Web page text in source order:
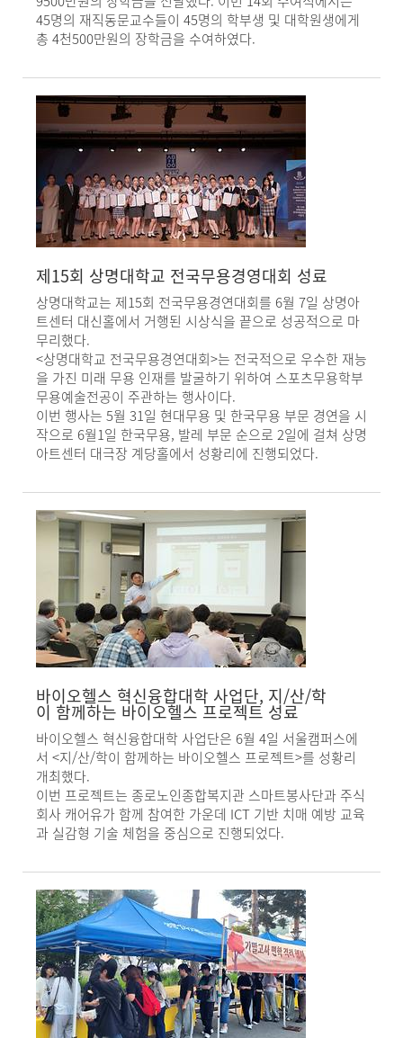
45명의 재직동문교수들이 45명의 학부생 및 대학원생에게
총 4천500만원의 장학금을 수여하였다.
제15회 상명대학교 전국무용경영대회 성료
상명대학교는 제15회 전국무용경연대회를 6월 7일 상명아
트센터 대신홀에서 거행된 시상식을 끝으로 성공적으로 마
무리했다.
<상명대학교 전국무용경연대회>는 전국적으로 우수한 재능
을 가진 미래 무용 인재를 발굴하기 위하여 스포츠무용학부
무용예술전공이 주관하는 행사이다.
이번 행사는 5월 31일 현대무용 및 한국무용 부문 경연을 시
작으로 6월1일 한국무용, 발레 부문 순으로 2일에 걸쳐 상명
아트센터 대극장 계당홀에서 성황리에 진행되었다.
바이오헬스 혁신융합대학 사업단, 지/산/학
이 함께하는 바이오헬스 프로젝트 성료
바이오헬스 혁신융합대학 사업단은 6월 4일 서울캠퍼스에
서 <지/산/학이 함께하는 바이오헬스 프로젝트>를 성황리
개최했다.
이번 프로젝트는 종로노인종합복지관 스마트봉사단과 주식
회사 캐어유가 함께 참여한 가운데 ICT 기반 치매 예방 교육
과 실감형 기술 체험을 중심으로 진행되었다.